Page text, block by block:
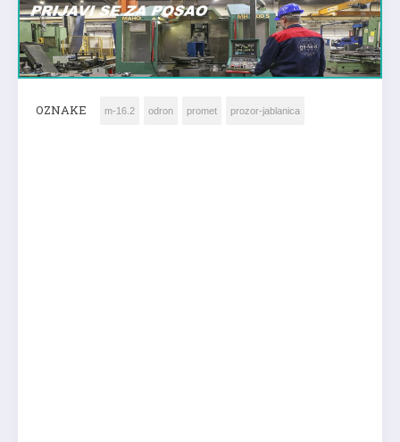
OZNAKE m-16.2 odron promet prozor-jablanica